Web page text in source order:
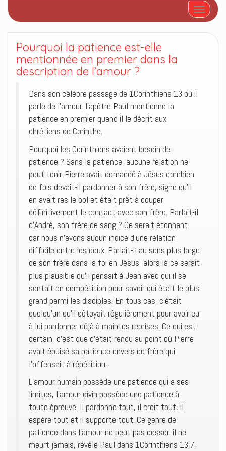
Afficher/
Pourquoi la patience est-elle
mentionnée en premier dans la
description de l’amour ?
Dans son célèbre passage de 1Corinthiens 13 où il
parle de l’amour, l’apôtre Paul mentionne la
patience en premier quand il le décrit aux
chrétiens de Corinthe.
Pourquoi les Corinthiens avaient besoin de
patience ? Sans la patience, aucune relation ne
peut tenir. Pierre avait demandé à Jésus combien
de fois devait-il pardonner à son frère, signe qu’il
en avait ras le bol et était prêt à couper
définitivement le contact avec son frère. Parlait-il
d’André, son frère de sang ? Ce serait étonnant
car nous n’avons aucun indice d’une relation
difficile entre les deux. Parlait-il au sens plus large
de son frère dans la foi en Jésus, alors là ce serait
plus plausible qu’il pensait à Jean avec qui il se
sentait en compétition pour savoir qui était le plus
grand parmi les disciples. En tous cas, c’était
quelqu’un qu’il côtoyait régulièrement pour avoir eu
à lui pardonner déjà à maintes reprises. Ce qui est
certain, c’est que c’était rendu au point où Pierre
avait épuisé sa patience envers ce frère qui
l’offensait à répétition.
L’amour humain possède une patience qui a ses
limites, l’amour divin possède une patience à
toute épreuve. Il pardonne tout, il croit tout, il
espère tout et il supporte tout. Ce genre de
patience dans l’amour ne peut pas cesser, il ne
meurt jamais, révèle Paul dans 1Corinthiens 13:7-